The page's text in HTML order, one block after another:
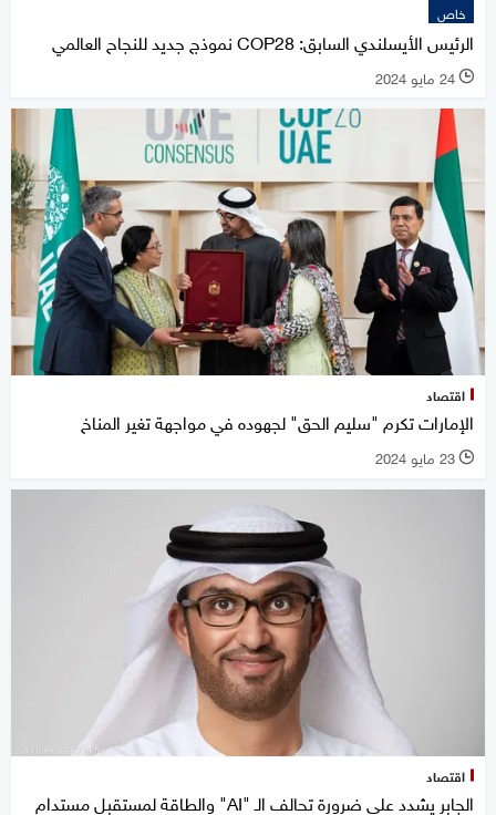
خاص
الرئيس الأيسلندي السابق: COP28 نموذج جديد للنجاح العالمي
l 24 مايو 2024
اقتصاد
الإمارات تكرم "سليم الحق" لجهوده في مواجهة تغير المناخ
l 23 مايو 2024
اقتصاد
الجابر يشدد على ضرورة تحالف الـ "AI" والطاقة لمستقبل مستدام